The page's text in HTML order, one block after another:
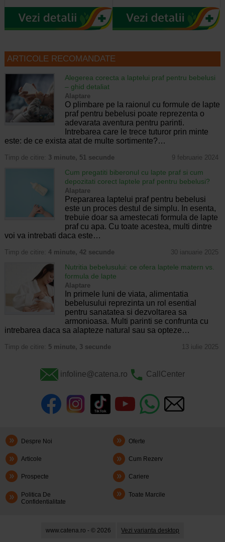
ARTICOLE RECOMANDATE
Alegerea corecta a laptelui praf pentru bebelusi
– ghid detaliat
Alaptare
O plimbare pe la raionul cu formule de lapte
praf pentru bebelusi poate reprezenta o
adevarata aventura pentru parinti.
Intrebarea care le trece tuturor prin minte
este: de ce exista atat de multe sortimente?…
Timp de citire: 3 minute, 51 secunde 9 februarie 2024
Cum pregatiti biberonul cu lapte praf si cum
depozitati corect laptele praf pentru bebelusi?
Alaptare
Prepararea laptelui praf pentru bebelusi
este un proces destul de simplu. In esenta,
trebuie doar sa amestecati formula de lapte
praf cu apa. Cu toate acestea, multi dintre
voi va intrebati daca este…
Timp de citire: 4 minute, 42 secunde 30 ianuarie 2025
Nutritia bebelusului: ce ofera laptele matern vs.
formula de lapte
Alaptare
In primele luni de viata, alimentatia
bebelusului reprezinta un rol esential
pentru sanatatea si dezvoltarea sa
armonioasa. Multi parinti se confrunta cu
intrebarea daca sa alapteze natural sau sa opteze…
Timp de citire: 5 minute, 3 secunde 13 iulie 2025
infoline@catena.ro CallCenter
Despre Noi Oferte
Articole Cum Rezerv
Prospecte Cariere
Politica De
Confidentialitate
Toate Marcile
www.catena.ro - © 2026 Vezi varianta desktop